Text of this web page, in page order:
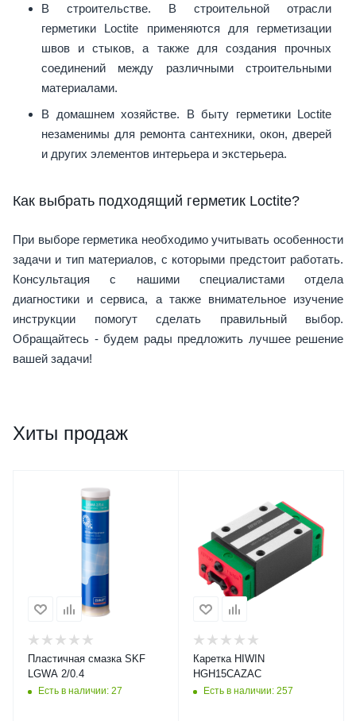
В строительстве. В строительной отрасли
герметики Loctite применяются для герметизации
швов и стыков, а также для создания прочных
соединений между различными строительными
материалами.
В домашнем хозяйстве. В быту герметики Loctite
незаменимы для ремонта сантехники, окон, дверей
и других элементов интерьера и экстерьера.
Как выбрать подходящий герметик Loctite?
При выборе герметика необходимо учитывать особенности
задачи и тип материалов, с которыми предстоит работать.
Консультация с нашими специалистами отдела
диагностики и сервиса, а также внимательное изучение
инструкции помогут сделать правильный выбор.
Обращайтесь - будем рады предложить лучшее решение
вашей задачи!
Хиты продаж
Пластичная смазка SKF
LGWA 2/0.4
Есть в наличии: 27
Каретка HIWIN
HGH15CAZAC
Есть в наличии: 257